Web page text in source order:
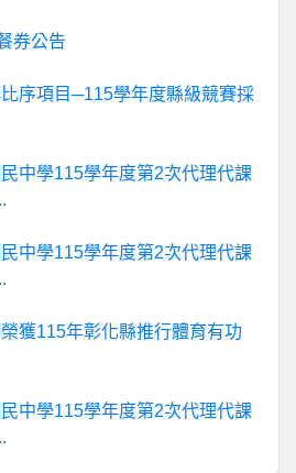
券公告
序項目─115學年度縣級競賽採
中學115學年度第2次代理代課
中學115學年度第2次代理代課
獲115年彰化縣推行體育有功
中學115學年度第2次代理代課